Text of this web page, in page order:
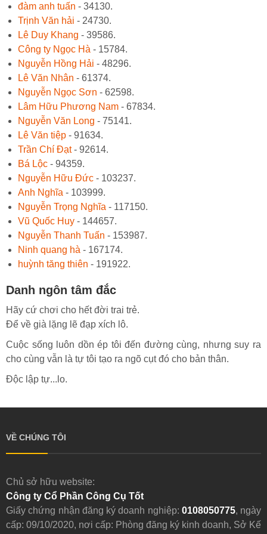
đàm anh tuấn - 34130.
Trịnh Văn hải - 24730.
Lê Duy Khang - 39586.
Công ty Ngọc Hà - 15784.
Nguyễn Hồng Hải - 48296.
Lê Văn Nhân - 61374.
Nguyễn Ngọc Sơn - 62598.
Lâm Hữu Phương Nam - 67834.
Nguyễn Văn Long - 75141.
Lê Văn tiệp - 91634.
Trần Chí Đạt- 92614.
Bá Lộc - 94359.
Nguyễn Hữu Đức - 103237.
Anh Nghĩa - 103999.
Nguyễn Trọng Nghĩa - 117150.
Vũ Quốc Huy - 144657.
Nguyễn Thanh Tuấn - 153987.
Ninh quang hà - 167174.
huỳnh tăng thiên - 191922.
Danh ngôn tâm đắc
Hãy cứ chơi cho hết đời trai trẻ.
Để về già lặng lẽ đạp xích lô.
Cuộc sống luôn dồn ép tôi đến đường cùng, nhưng suy ra
cho cùng vẫn là tự tôi tạo ra ngõ cụt đó cho bản thân.
Độc lập tự...lo.
VỀ CHÚNG TÔI
Chủ sở hữu website:
Công ty Cổ Phần Công Cụ Tốt
Giấy chứng nhận đăng ký doanh nghiệp: 0108050775, ngày
cấp: 09/10/2020, nơi cấp: Phòng đăng ký kinh doanh, Sở Kế